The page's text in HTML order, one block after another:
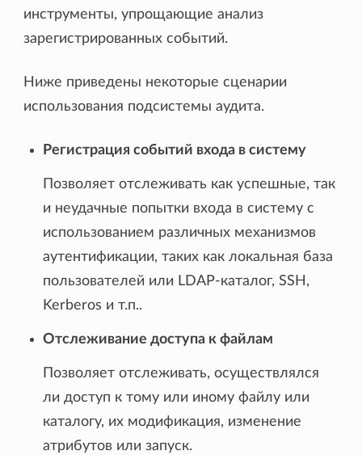
инструменты, упрощающие анализ
зарегистрированных событий.
Ниже приведены некоторые сценарии
использования подсистемы аудита.
Регистрация событий входа в систему
Позволяет отслеживать как успешные, так
и неудачные попытки входа в систему с
использованием различных механизмов
аутентификации, таких как локальная база
пользователей или LDAP-каталог, SSH,
Kerberos и т.п..
Отслеживание доступа к файлам
Позволяет отслеживать, осуществлялся
ли доступ к тому или иному файлу или
каталогу, их модификация, изменение
атрибутов или запуск.